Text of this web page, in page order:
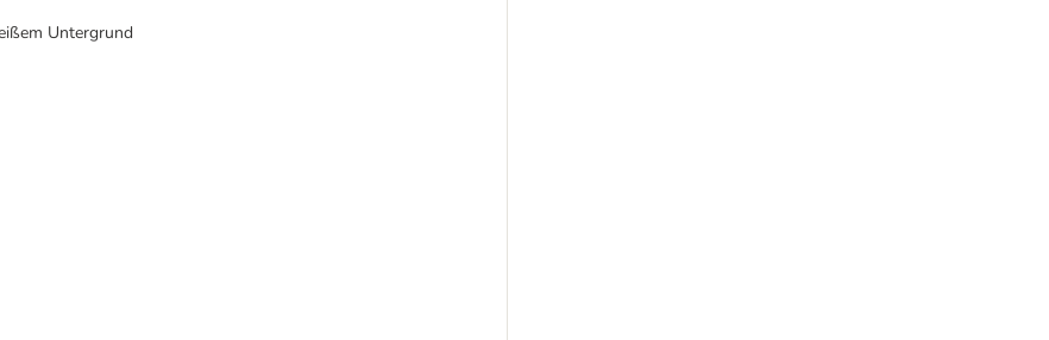
Untergrund